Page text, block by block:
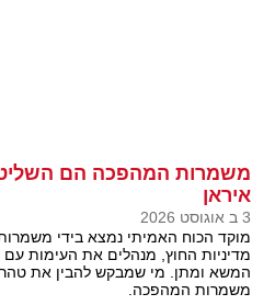
משמרות המהפכה הם
איראן
3 ב אוגוסט 2026
מוקד הכוח האמיתי נמצא בידי
מדיניות החוץ, מנהלים את העימות
המשא ומתן. מי שמבקש להבין את
משמרות המהפכה.